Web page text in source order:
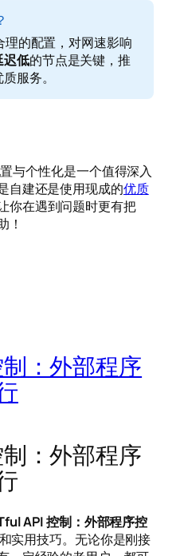
的配置，对网速影响
迟低的节点是关键，推
服务。
与个性化是一个值得深入
自建还是使用现成的优质
你在遇到问题时更有把
！
制：外部程序
制：外部程序
API 控制：外部程序控
实用技巧。无论你是刚接